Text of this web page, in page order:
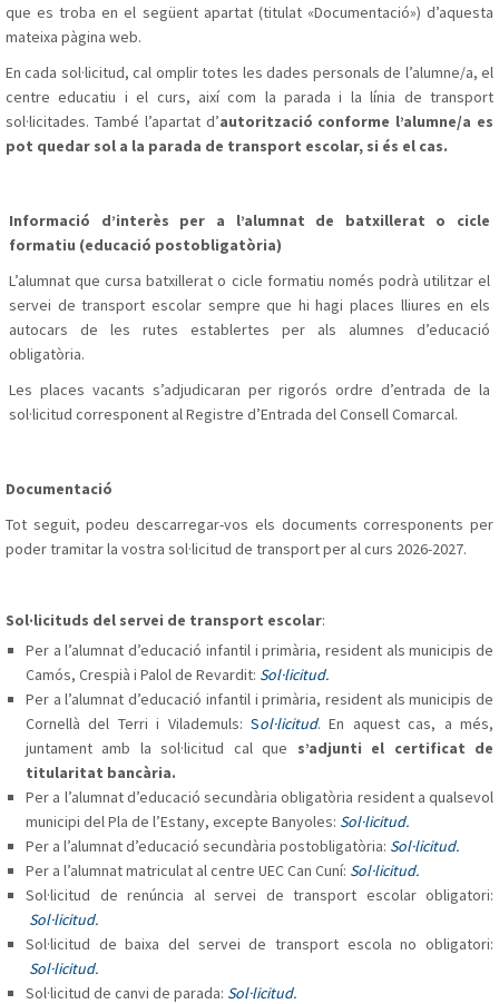
que es troba en el següent apartat (titulat «Documentació») d’aquesta
mateixa pàgina web.
En cada sol·licitud, cal omplir totes les dades personals de l’alumne/a, el
centre educatiu i el curs, així com la parada i la línia de transport
sol·licitades. També l’apartat d’autorització conforme l’alumne/a es
pot quedar sol a la parada de transport escolar, si és el cas.
Informació d’interès per a l’alumnat de batxillerat o cicle
formatiu (educació postobligatòria)
L’alumnat que cursa batxillerat o cicle formatiu només podrà utilitzar el
servei de transport escolar sempre que hi hagi places lliures en els
autocars de les rutes establertes per als alumnes d’educació
obligatòria.
Les places vacants s’adjudicaran per rigorós ordre d’entrada de la
sol·licitud corresponent al Registre d’Entrada del Consell Comarcal.
Documentació
Tot seguit, podeu descarregar-vos els documents corresponents per
poder tramitar la vostra sol·licitud de transport per al curs 2026-2027.
Sol·licituds del servei de transport escolar:
Per a l’alumnat d’educació infantil i primària, resident als municipis de
Camós, Crespià i Palol de Revardit: Sol·licitud.
Per a l’alumnat d’educació infantil i primària, resident als municipis de
Cornellà del Terri i Vilademuls: Sol·licitud. En aquest cas, a més,
juntament amb la sol·licitud cal que s’adjunti el certificat de
titularitat bancària.
Per a l’alumnat d’educació secundària obligatòria resident a qualsevol
municipi del Pla de l’Estany, excepte Banyoles: Sol·licitud.
Per a l’alumnat d’educació secundària postobligatòria: Sol·licitud.
Per a l’alumnat matriculat al centre UEC Can Cuní: Sol·licitud.
Sol·licitud de renúncia al servei de transport escolar obligatori:
Sol·licitud.
Sol·licitud de baixa del servei de transport escola no obligatori:
Sol·licitud.
Sol·licitud de canvi de parada: Sol·licitud.